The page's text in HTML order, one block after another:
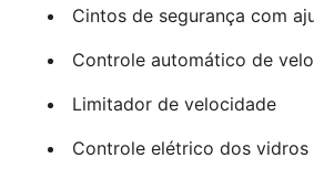
Cintos de segurança com
Controle automático de
Limitador de velocidade
Controle elétrico dos vidros